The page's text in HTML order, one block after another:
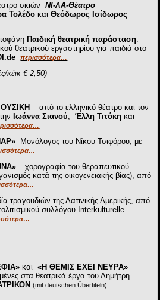
σκιώνΝΙ-ΛΑ-Θέατρο
Τολέδο καιΘεόδωρος Ισίδωρος
Παιδική θεατρική παράσταση:
θεατρικού εργαστηρίου για παιδιά στο
περισσότερα…
κέικ € 2,50)
από το ελληνικό θέατρο και τον
Ιωάννα Σιανού,Έλλη Τιτόκη και
Μονόλογος του Νίκου Τσιφόρου, με
– χορογραφία του θεραπευτικού
κατά της οικογενειακής βίας), από
τραγουδιών της Λατινικής Αμερικής, από
συλλόγου Interkulturelle
και«Η ΘΕΜΙΣ ΕΧΕΙ ΝΕΥΡΑ»
στα θεατρικά έργα του Δημήτρη
(mit deutschen Übertiteln)